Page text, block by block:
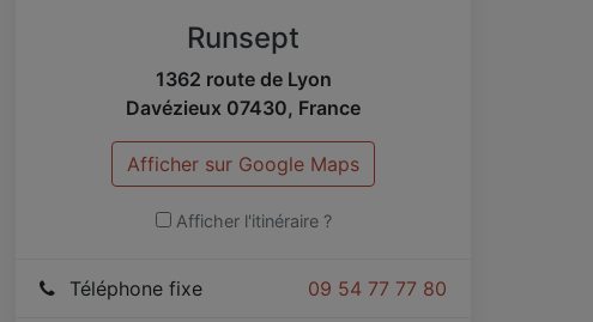
Runsept
1362 route de Lyon
Davézieux 07430, France
Afficher sur Google Maps
Afficher l'itinéraire ?
09 54 77 77 80
Téléphone fixe